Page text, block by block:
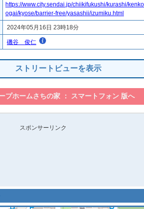
https://www.city.sendai.jp/chiikifukushi/kurashi/
ogai/kyose/barrier-free/yasashii/izumiku.html
2024年05月16日 23時18分
磯谷 俊仁
ストリートビューを表示
スポンサーリンク